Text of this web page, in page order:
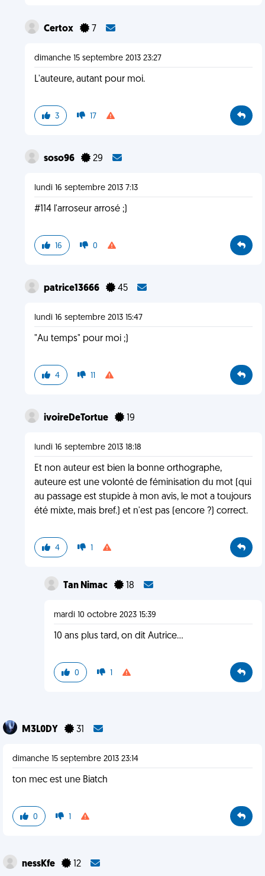
Certox 7
dimanche 15 septembre 2013 23:27
L'auteure, autant pour moi.
3 17
soso96 29
lundi 16 septembre 2013 7:13
#114 l'arroseur arrosé ;)
16 0
patrice13666 45
lundi 16 septembre 2013 15:47
"Au temps" pour moi ;)
4 11
ivoireDeTortue 19
lundi 16 septembre 2013 18:18
Et non auteur est bien la bonne orthographe,
auteure est une volonté de féminisation du mot (qui
au passage est stupide à mon avis, le mot a toujours
été mixte, mais bref.) et n'est pas (encore ?) correct.
4 1
Tan Nimac 18
mardi 10 octobre 2023 15:39
10 ans plus tard, on dit Autrice...
0 1
M3L0DY 31
dimanche 15 septembre 2013 23:14
ton mec est une Biatch
0 1
nessKfe 12